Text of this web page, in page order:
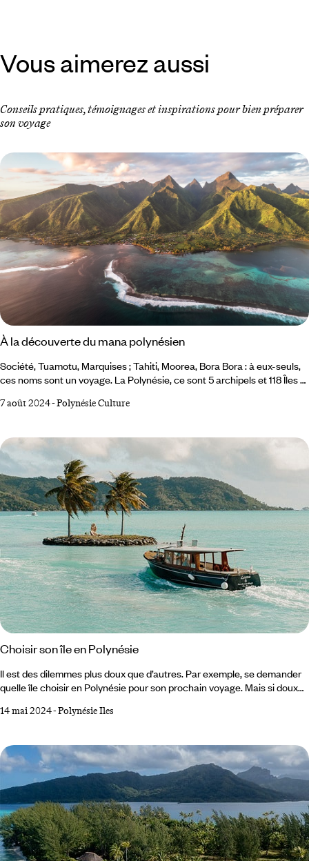
Vous aimerez aussi
Conseils pratiques, témoignages et inspirations pour bien préparer
son voyage
À la découverte du mana polynésien
Société, Tuamotu, Marquises ; Tahiti, Moorea, Bora Bora : à eux-seuls,
ces noms sont un voyage. La Polynésie, ce sont 5 archipels et 118 Îles et
la planète. La promesse de lagons turquoise ou céladon, de motu de
limpides et de la sarabande de cocotiers, les îles vibrent du mana, une
énergie spirituelle vitale au cœur de la culture polynésienne.
7 août 2024-Polynésie Culture
Choisir son île en Polynésie
Il est des dilemmes plus doux que d’autres. Par exemple, se demander
quelle île choisir en Polynésie pour son prochain voyage. Mais si doux
sur plus de 2000 km, la Polynésie française est un trésor sans limite.
de la Société, voici quelques pistes pour y voir presque aussi clair que
dans un lagon.
14 mai 2024-Polynésie Iles